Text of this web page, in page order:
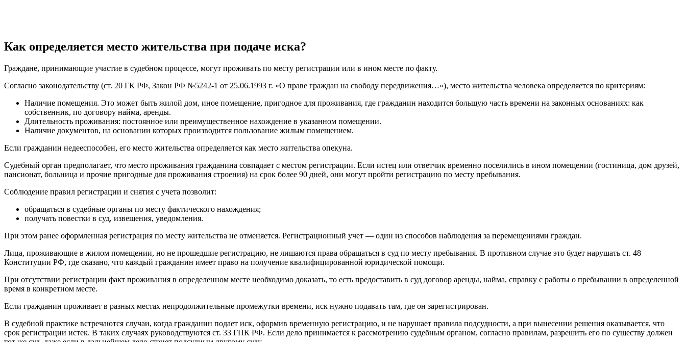
Как определяется место жительства при подаче иска?
Граждане, принимающие участие в судебном процессе, могут проживать по месту регистрации или в ином месте по факту.
Согласно законодательству (ст. 20 ГК РФ, Закон РФ №5242-1 от 25.06.1993 г. «О праве граждан на свободу передвижения…»), место жительства человека определяется по критериям:
Наличие помещения. Это может быть жилой дом, иное помещение, пригодное для проживания, где гражданин находится большую часть времени на законных основаниях: как
собственник, по договору найма, аренды.
Длительность проживания: постоянное или преимущественное нахождение в указанном помещении.
Наличие документов, на основании которых производится пользование жилым помещением.
Если гражданин недееспособен, его место жительства определяется как место жительства опекуна.
Судебный орган предполагает, что место проживания гражданина совпадает с местом регистрации. Если истец или ответчик временно поселились в ином помещении (гостиница, дом друзей,
пансионат, больница и прочие пригодные для проживания строения) на срок более 90 дней, они могут пройти регистрацию по месту пребывания.
Соблюдение правил регистрации и снятия с учета позволит:
обращаться в судебные органы по месту фактического нахождения;
получать повестки в суд, извещения, уведомления.
При этом ранее оформленная регистрация по месту жительства не отменяется. Регистрационный учет — один из способов наблюдения за перемещениями граждан.
Лица, проживающие в жилом помещении, но не прошедшие регистрацию, не лишаются права обращаться в суд по месту пребывания. В противном случае это будет нарушать ст. 48
Конституции РФ, где сказано, что каждый гражданин имеет право на получение квалифицированной юридической помощи.
При отсутствии регистрации факт проживания в определенном месте необходимо доказать, то есть предоставить в суд договор аренды, найма, справку с работы о пребывании в определенной
время в конкретном месте.
Если гражданин проживает в разных местах непродолжительные промежутки времени, иск нужно подавать там, где он зарегистрирован.
В судебной практике встречаются случаи, когда гражданин подает иск, оформив временную регистрацию, и не нарушает правила подсудности, а при вынесении решения оказывается, что
срок регистрации истек. В таких случаях руководствуются ст. 33 ГПК РФ. Если дело принимается к рассмотрению судебным органом, согласно правилам, разрешить его по существу должен